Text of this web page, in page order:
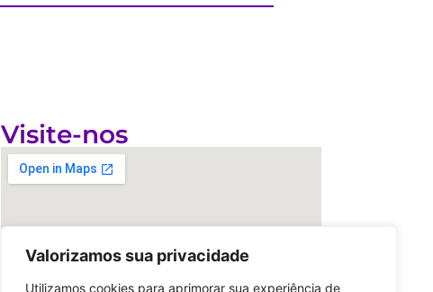
Valorizamos sua privacidade
Utilizamos cookies para aprimorar sua experiência de
Visite-nos